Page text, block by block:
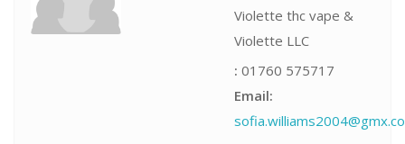
Violette thc vape &
Violette LLC
: 01760 575717
Email: